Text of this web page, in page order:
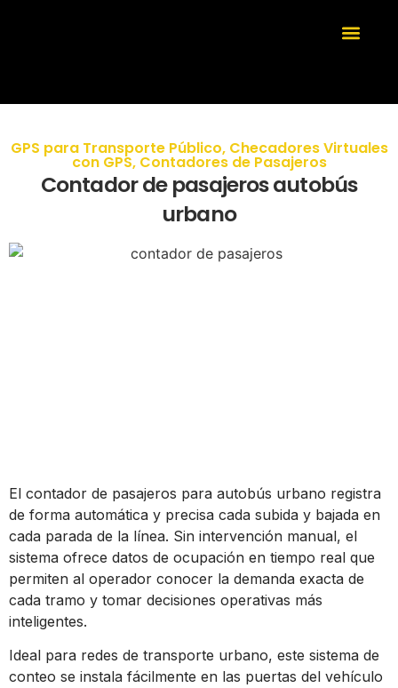
GPS para Transporte Público, Checadores Virtuales
con GPS, Contadores de Pasajeros
Contador de pasajeros autobús
urbano
El contador de pasajeros para autobús urbano registra
de forma automática y precisa cada subida y bajada en
cada parada de la línea. Sin intervención manual, el
sistema ofrece datos de ocupación en tiempo real que
permiten al operador conocer la demanda exacta de
cada tramo y tomar decisiones operativas más
inteligentes.
Ideal para redes de transporte urbano, este sistema de
conteo se instala fácilmente en las puertas del vehículo